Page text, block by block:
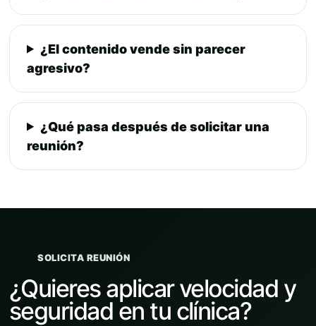
¿El contenido vende sin parecer
agresivo?
¿Qué pasa después de solicitar una
reunión?
SOLICITA REUNIÓN
¿Quieres aplicar velocidad y
seguridad en tu clínica?